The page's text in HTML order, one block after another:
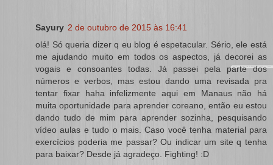
Sayury 2 de outubro de 2015 às 16:41
olá! Só queria dizer q eu blog é espetacular. Sério, ele está
me ajudando muito em todos os aspectos, já decorei as
vogais e consoantes todas. Já passei pela parte dos
números e verbos, mas estou dando uma revisada pra
tentar fixar haha infelizmente aqui em Manaus não há
muita oportunidade para aprender coreano, então eu estou
dando tudo de mim para aprender sozinha, pesquisando
vídeo aulas e tudo o mais. Caso você tenha material para
exercícios poderia me passar? Ou indicar um site q tenha
para baixar? Desde já agradeço. Fighting! :D